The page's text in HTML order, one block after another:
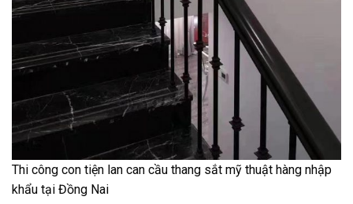
Thi công con tiện lan can cầu thang sắt mỹ thuật hàng nhập
khẩu tại Đồng Nai